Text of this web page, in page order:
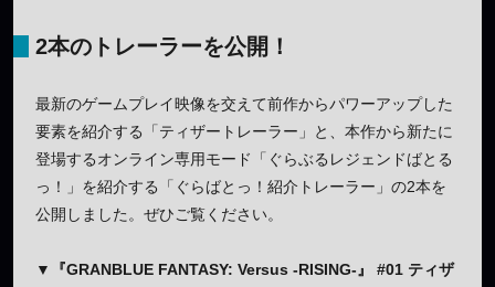
2本のトレーラーを公開！
最新のゲームプレイ映像を交えて前作からパワーアップした
要素を紹介する「ティザートレーラー」と、本作から新たに
登場するオンライン専用モード「ぐらぶるレジェンドばとる
っ！」を紹介する「ぐらばとっ！紹介トレーラー」の2本を
公開しました。ぜひご覧ください。
▼ 『GRANBLUE FANTASY: Versus -RISING-』 #01 ティザ